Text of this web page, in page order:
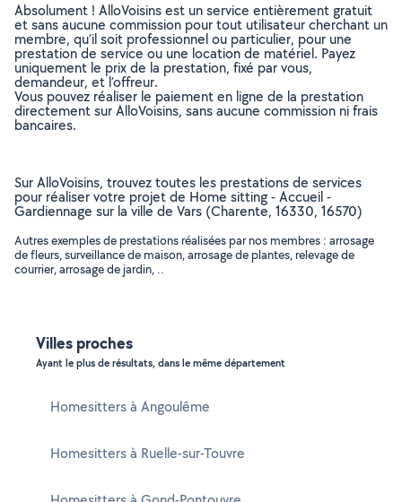
Absolument ! AlloVoisins est un service entièrement gratuit
et sans aucune commission pour tout utilisateur cherchant un
membre, qu’il soit professionnel ou particulier, pour une
prestation de service ou une location de matériel. Payez
uniquement le prix de la prestation, fixé par vous,
demandeur, et l’offreur.
Vous pouvez réaliser le paiement en ligne de la prestation
directement sur AlloVoisins, sans aucune commission ni frais
bancaires.
Sur AlloVoisins, trouvez toutes les prestations de services
pour réaliser votre projet de Home sitting - Accueil -
Gardiennage sur la ville de Vars (Charente, 16330, 16570)
Autres exemples de prestations réalisées par nos membres : arrosage
de fleurs, surveillance de maison, arrosage de plantes, relevage de
courrier, arrosage de jardin, ..
Villes proches
Ayant le plus de résultats, dans le même département
Homesitters à Angoulême
Homesitters à Ruelle-sur-Touvre